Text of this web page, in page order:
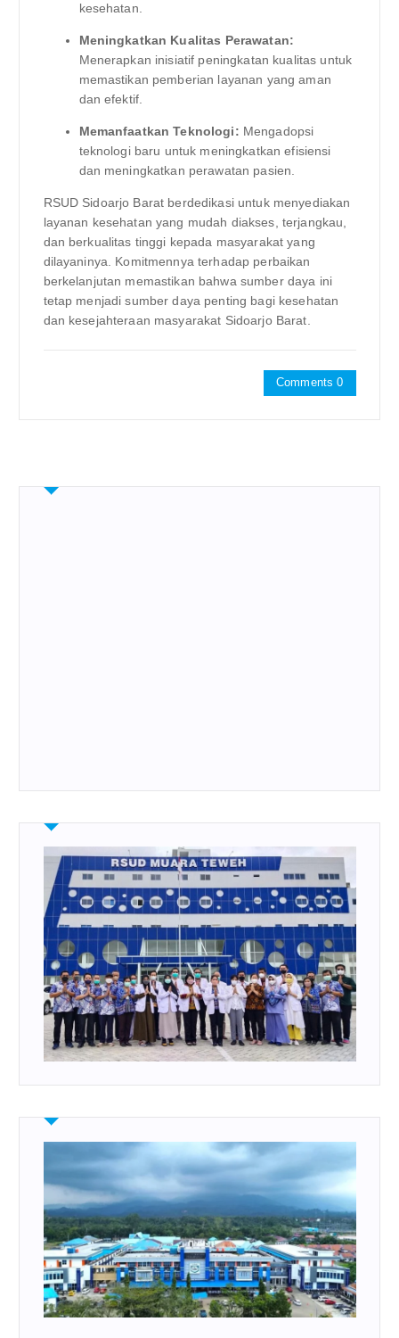
kesehatan.
Meningkatkan Kualitas Perawatan:
Menerapkan inisiatif peningkatan kualitas untuk
memastikan pemberian layanan yang aman
dan efektif.
Memanfaatkan Teknologi: Mengadopsi
teknologi baru untuk meningkatkan efisiensi
dan meningkatkan perawatan pasien.
RSUD Sidoarjo Barat berdedikasi untuk menyediakan
layanan kesehatan yang mudah diakses, terjangkau,
dan berkualitas tinggi kepada masyarakat yang
dilayaninya. Komitmennya terhadap perbaikan
berkelanjutan memastikan bahwa sumber daya ini
tetap menjadi sumber daya penting bagi kesehatan
dan kesejahteraan masyarakat Sidoarjo Barat.
Comments 0